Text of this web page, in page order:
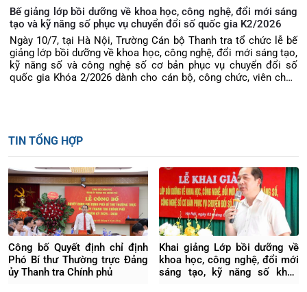
Bế giảng lớp bồi dưỡng về khoa học, công nghệ, đổi mới sáng
tạo và kỹ năng số phục vụ chuyển đổi số quốc gia K2/2026
Ngày 10/7, tại Hà Nội, Trường Cán bộ Thanh tra tổ chức lễ bế
giảng lớp bồi dưỡng về khoa học, công nghệ, đổi mới sáng tạo,
kỹ năng số và công nghệ số cơ bản phục vụ chuyển đổi số
quốc gia Khóa 2/2026 dành cho cán bộ, công chức, viên chức
TIN TỔNG HỢP
Công bố Quyết định chỉ định
Phó Bí thư Thường trực Đảng
ủy Thanh tra Chính phủ
Khai giảng Lớp bồi dưỡng về
khoa học, công nghệ, đổi mới
sáng tạo, kỹ năng số khóa